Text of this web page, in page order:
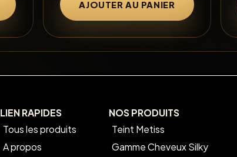
AJOUTER AU PANIER
LIEN RAPIDES
Tous les produits
A propos
NOS PRODUITS
Teint Metiss
Gamme Cheveux Silky